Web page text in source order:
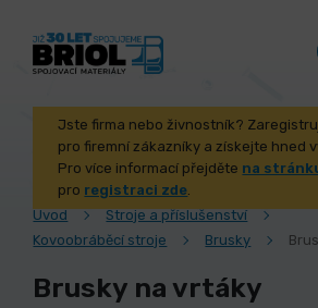
Jste firma nebo živnostník?
pro firemní zákazníky a získejte hned
Pro více informací přejděte na
pro registraci zde.
Úvod
Stroje a příslušenství
Kovoobráběcí stroje
Brusky
Brusky na vrtáky